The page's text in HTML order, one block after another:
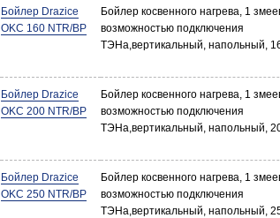
Бойлер Drazice
OKC 160 NTR/BP
Бойлер косвенного нагрева, 1
возможностью подключения
ТЭНа,вертикальный, напольный,
Бойлер Drazice
OKC 200 NTR/BP
Бойлер косвенного нагрева, 1
возможностью подключения
ТЭНа,вертикальный, напольный,
Бойлер Drazice
OKC 250 NTR/BP
Бойлер косвенного нагрева, 1
возможностью подключения
ТЭНа,вертикальный, напольный,